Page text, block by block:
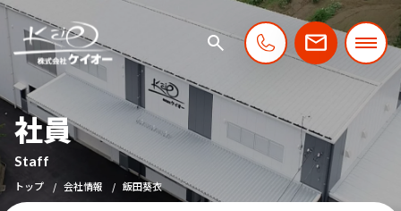
社員
Staff
トップ 会社情報 飯田葵衣